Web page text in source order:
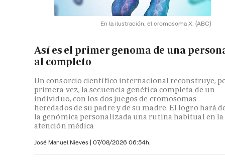
En la ilustración, el cromosoma X. (ABC)
Así es el primer genoma de una
al completo
Un consorcio científico internacional reconstruye,
primera vez, la secuencia genética completa de un
individuo, con los dos juegos de cromosomas
heredados de su padre y de su madre. El logro hará
la genómica personalizada una rutina habitual en la
atención médica
José Manuel Nieves | 07/08/2026 06:54h.